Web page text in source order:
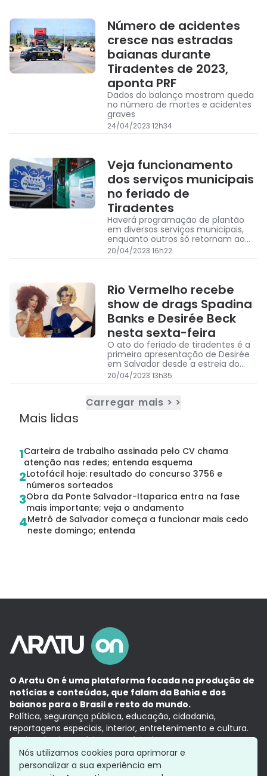
Número de acidentes
cresce nas estradas
baianas durante
Tiradentes de 2023,
aponta PRF
Dados do balanço mostram queda
no número de mortes e acidentes
graves
24/04/2023 12h34
Veja funcionamento
dos serviços municipais
no feriado de
Tiradentes
Haverá programação de plantão
em diversos serviços municipais,
enquanto outros só retornam ao
expediente na próxima segunda-
feira
20/04/2023 16h22
Rio Vermelho recebe
show de drags Spadina
Banks e Desirée Beck
nesta sexta-feira
O ato do feriado de tiradentes é a
primeira apresentação de Desirée
em Salvador desde a estreia do
programa
20/04/2023 13h35
Carregar mais > >
Mais lidas
1Carteira de trabalho assinada pelo CV chama
atenção nas redes; entenda esquema
2Lotofácil hoje: resultado do concurso 3756 e
números sorteados
3Obra da Ponte Salvador-Itaparica entra na fase
mais importante; veja o andamento
4Metrô de Salvador começa a funcionar mais cedo
neste domingo; entenda
O Aratu On é uma plataforma focada na produção de
notícias e conteúdos, que falam da Bahia e dos
baianos para o Brasil e resto do mundo.
Política, segurança pública, educação, cidadania,
reportagens especiais, interior, entretenimento e cultura.
Aqui, tudo vira notícia e a notícia é no tempo presente,
com a credibilidade do Grupo Aratu.
Grupo Aratu
Política de privacidade
Nós utilizamos cookies para aprimorar e
personalizar a sua experiência em